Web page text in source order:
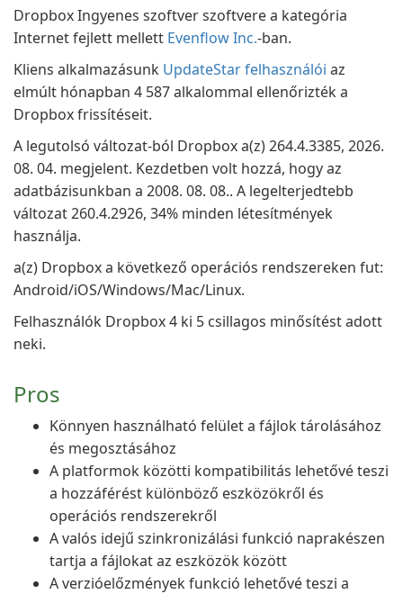
Dropbox Ingyenes szoftver szoftvere a kategória
Internet fejlett mellett Evenflow Inc.-ban.
Kliens alkalmazásunk UpdateStar felhasználói az
elmúlt hónapban 4 587 alkalommal ellenőrizték a
Dropbox frissítéseit.
A legutolsó változat-ból Dropbox a(z) 264.4.3385, 2026.
08. 04. megjelent. Kezdetben volt hozzá, hogy az
adatbázisunkban a 2008. 08. 08.. A legelterjedtebb
változat 260.4.2926, 34% minden létesítmények
használja.
a(z) Dropbox a következő operációs rendszereken fut:
Android/iOS/Windows/Mac/Linux.
Felhasználók Dropbox 4 ki 5 csillagos minősítést adott
neki.
Pros
Könnyen használható felület a fájlok tárolásához
és megosztásához
A platformok közötti kompatibilitás lehetővé teszi
a hozzáférést különböző eszközökről és
operációs rendszerekről
A valós idejű szinkronizálási funkció naprakészen
tartja a fájlokat az eszközök között
A verzióelőzmények funkció lehetővé teszi a